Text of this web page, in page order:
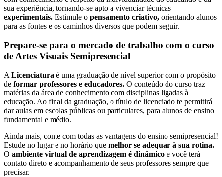
sua experiência, tornando-se apto a vivenciar técnicas
experimentais. Estimule o pensamento criativo, orientando alunos
para as fontes e os caminhos diversos que podem seguir.
Prepare-se para o mercado de trabalho com o curso
de Artes Visuais Semipresencial
ALicenciatura é uma graduação de nível superior com o propósito
de formar professores e educadores. O conteúdo do curso traz
matérias da área de conhecimento com disciplinas ligadas à
educação. Ao final da graduação, o título de licenciado te permitirá
dar aulas em escolas públicas ou particulares, para alunos de ensino
fundamental e médio.
Ainda mais, conte com todas as vantagens do ensino semipresencial!
Estude no lugar e no horário que melhor se adequar à sua rotina.
O ambiente virtual de aprendizagem é dinâmico e você terá
contato direto e acompanhamento de seus professores sempre que
precisar.